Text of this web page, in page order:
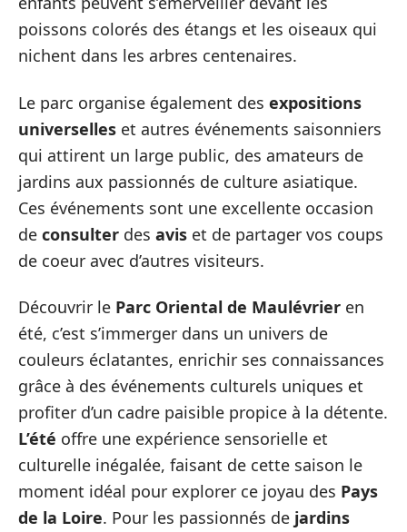
poissons colorés des étangs et les oiseaux qui
nichent dans les arbres centenaires.
Le parc organise également des expositions
universelles et autres événements saisonniers
qui attirent un large public, des amateurs de
jardins aux passionnés de culture asiatique.
Ces événements sont une excellente occasion
de consulter des avis et de partager vos coups
de coeur avec d’autres visiteurs.
Découvrir le Parc Oriental de Maulévrier en
été, c’est s’immerger dans un univers de
couleurs éclatantes, enrichir ses connaissances
grâce à des événements culturels uniques et
profiter d’un cadre paisible propice à la détente.
L’été offre une expérience sensorielle et
culturelle inégalée, faisant de cette saison le
moment idéal pour explorer ce joyau des Pays
de la Loire. Pour les passionnés de jardins